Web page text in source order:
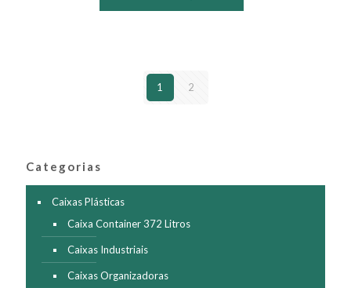
1 2
Categorias
Caixas Plásticas
Caixa Container 372 Litros
Caixas Industriais
Caixas Organizadoras